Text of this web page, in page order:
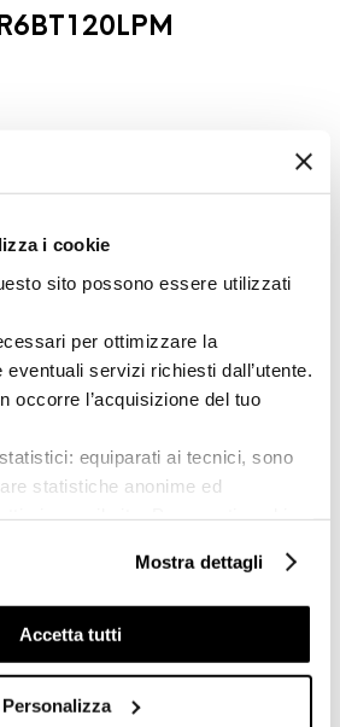
i cookie
sito possono essere utilizzati
per ottimizzare la
servizi richiesti dall’utente.
occorre l’acquisizione del tuo
equiparati ai tecnici, sono
statistiche anonime ed
marketing: sono utilizzati, solo
per esaminare le tue abitudini di
quindi avvisi pubblicitari mirati, in
selezionando uno dei bottoni sotto
Mostra dettagli
Accetta tutti
Personalizza
satinado
Destonalización:
V2
Unidad de medida: